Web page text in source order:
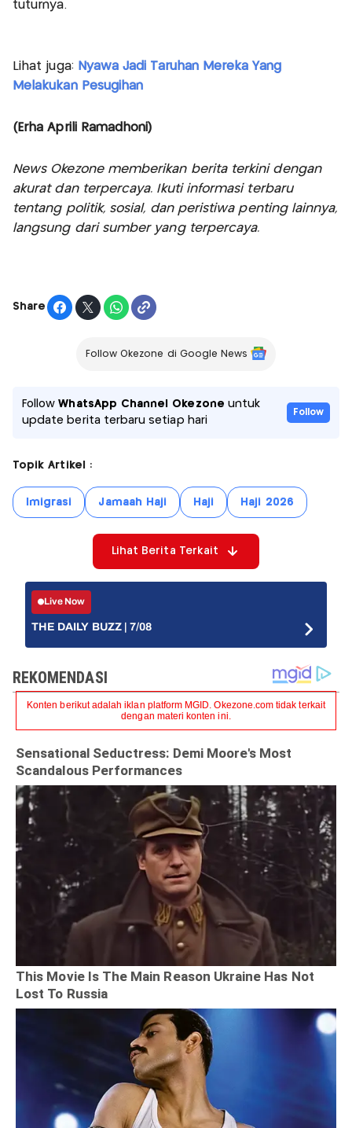
tuturnya.
Lihat juga: Nyawa Jadi Taruhan Mereka Yang
Melakukan Pesugihan
(Erha Aprili Ramadhoni)
News Okezone memberikan berita terkini dengan
akurat dan terpercaya. Ikuti informasi terbaru
tentang politik, sosial, dan peristiwa penting lainnya,
langsung dari sumber yang terpercaya.
Share
Follow Okezone di Google News
FollowWhatsApp Channel Okezone untuk
update berita terbaru setiap hari
Follow
Topik Artikel :
Imigrasi Jamaah Haji Haji Haji 2026
Lihat Berita Terkait
Live Now
THE DAILY BUZZ | 7/08